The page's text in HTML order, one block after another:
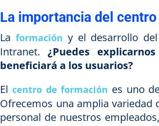
La importancia del
Laformación y el desarrollo
Intranet.¿Puedes
beneficiará a los usuarios?
Elcentro de formación es uno
Ofrecemos una amplia variedad
personal de nuestros